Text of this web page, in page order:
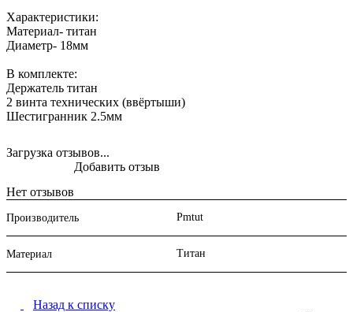
Характеристики:
Материал- титан
Диаметр- 18мм
В комплекте:
Держатель титан
2 винта технических (ввёртыши)
Шестигранник 2.5мм
Загрузка отзывов...
Нет отзывов
Добавить отзыв
Производитель Pmtut
Материал Титан
Назад к списку